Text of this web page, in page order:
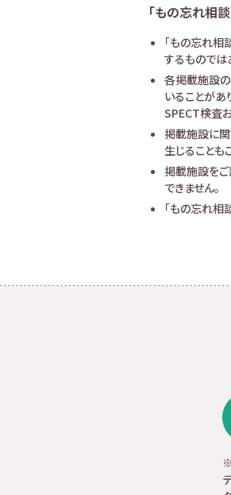
「もの忘れ相
「もの忘れ相
するものでは
各掲載施設の
いることがあ
SPECT検査
掲載施設に
生じることも
掲載施設を
できません。
「もの忘れ相